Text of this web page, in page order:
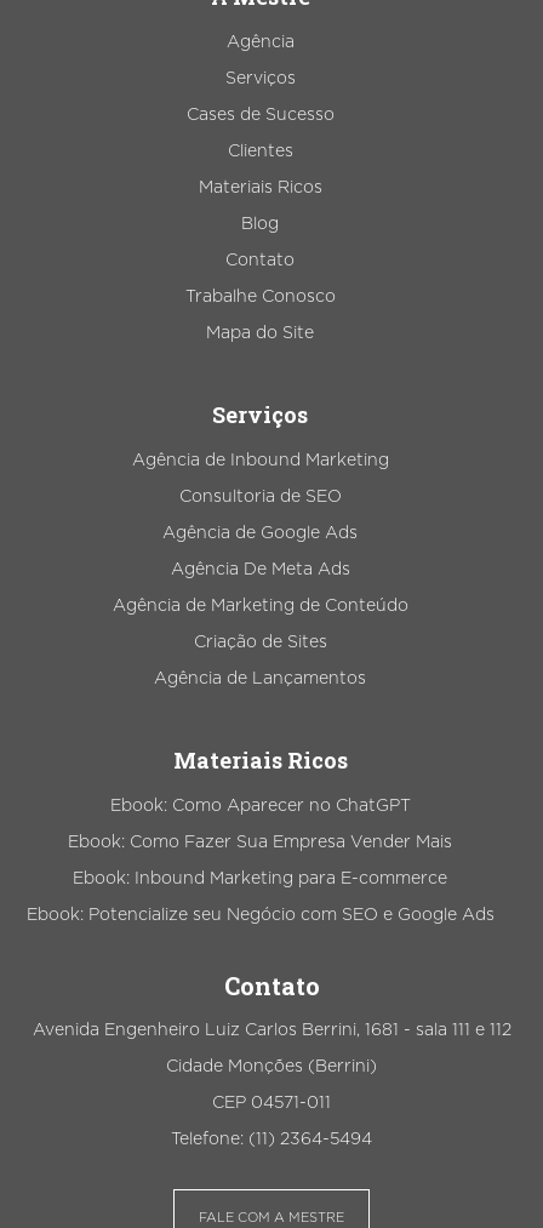
Agência
Serviços
Cases de Sucesso
Clientes
Materiais Ricos
Blog
Contato
Trabalhe Conosco
Mapa do Site
Serviços
Agência de Inbound Marketing
Consultoria de SEO
Agência de Google Ads
Agência De Meta Ads
Agência de Marketing de Conteúdo
Criação de Sites
Agência de Lançamentos
Materiais Ricos
Ebook: Como Aparecer no ChatGPT
Ebook: Como Fazer Sua Empresa Vender Mais
Ebook: Inbound Marketing para E-commerce
Ebook: Potencialize seu Negócio com SEO e Google Ads
Contato
Avenida Engenheiro Luiz Carlos Berrini, 1681 - sala 111 e 112
Cidade Monções (Berrini)
CEP 04571-011
Telefone: (11) 2364-5494
FALE COM A MESTRE